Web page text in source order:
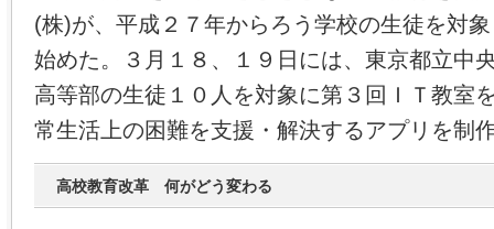
(株)が、平成２７年からろう学校の生徒を対
始めた。３月１８、１９日には、東京都立中
高等部の生徒１０人を対象に第３回ＩＴ教室
常生活上の困難を支援・解決するアプリを制
高校教育改革 何がどう変わる